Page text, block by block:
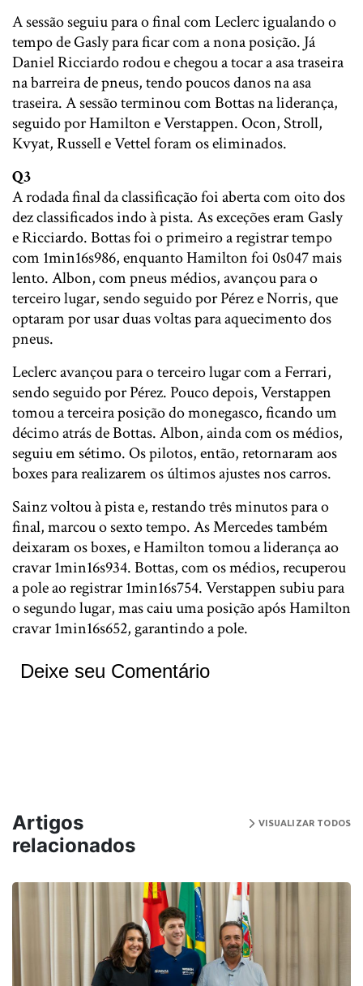
A sessão seguiu para o final com Leclerc igualando o
tempo de Gasly para ficar com a nona posição. Já
Daniel Ricciardo rodou e chegou a tocar a asa traseira
na barreira de pneus, tendo poucos danos na asa
traseira. A sessão terminou com Bottas na liderança,
seguido por Hamilton e Verstappen. Ocon, Stroll,
Kvyat, Russell e Vettel foram os eliminados.
Q3
A rodada final da classificação foi aberta com oito dos
dez classificados indo à pista. As exceções eram Gasly
e Ricciardo. Bottas foi o primeiro a registrar tempo
com 1min16s986, enquanto Hamilton foi 0s047 mais
lento. Albon, com pneus médios, avançou para o
terceiro lugar, sendo seguido por Pérez e Norris, que
optaram por usar duas voltas para aquecimento dos
pneus.
Leclerc avançou para o terceiro lugar com a Ferrari,
sendo seguido por Pérez. Pouco depois, Verstappen
tomou a terceira posição do monegasco, ficando um
décimo atrás de Bottas. Albon, ainda com os médios,
seguiu em sétimo. Os pilotos, então, retornaram aos
boxes para realizarem os últimos ajustes nos carros.
Sainz voltou à pista e, restando três minutos para o
final, marcou o sexto tempo. As Mercedes também
deixaram os boxes, e Hamilton tomou a liderança ao
cravar 1min16s934. Bottas, com os médios, recuperou
a pole ao registrar 1min16s754. Verstappen subiu para
o segundo lugar, mas caiu uma posição após Hamilton
cravar 1min16s652, garantindo a pole.
Deixe seu Comentário
Artigos
relacionados
VISUALIZAR TODOS